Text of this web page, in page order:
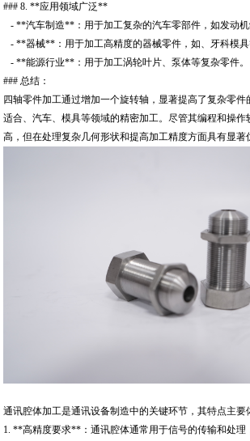
### 8. **应用领域广泛**
- **汽车制造**：用于加工复杂的汽车零部件，如发动机
- **器械**：用于加工高精度的器械零件，如、牙科模具
- **能源行业**：用于加工涡轮叶片、泵体等复杂零件。
### 总结：
四轴零件加工通过增加一个旋转轴，显著提高了复杂零件
适合、汽车、模具等领域的精密加工。尽管其编程和操
高，但在处理复杂几何形状和提高加工精度方面具有显著
通讯腔体加工是通讯设备制造中的关键环节，其特点主要
1. **高精度要求**：通讯腔体通常用于信号的传输和处理